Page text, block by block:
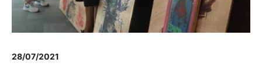
28/07/2021